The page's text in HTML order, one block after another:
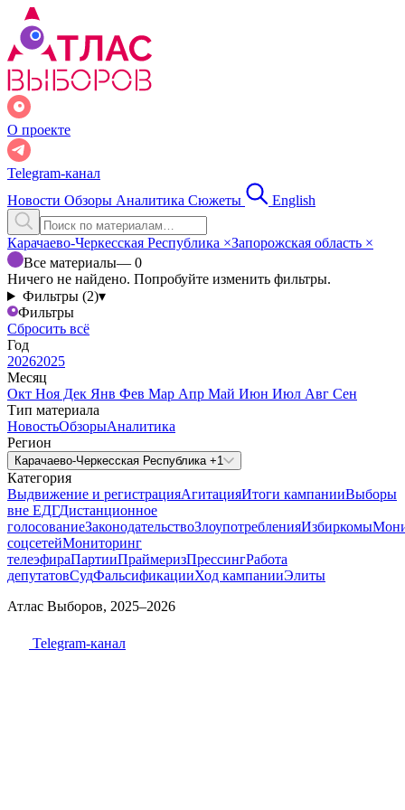
О проекте
Telegram-канал
Новости Обзоры Аналитика Сюжеты English
Карачаево-Черкесская Республика ×Запорожская область ×
Все материалы— 0
Ничего не найдено. Попробуйте изменить фильтры.
Фильтры (2)▾
Фильтры
Сбросить всё
Год
20262025
Месяц
Окт Ноя Дек Янв Фев Мар Апр Май Июн Июл Авг Сен
Тип материала
НовостьОбзорыАналитика
Регион
Карачаево-Черкесская Республика +1
Категория
Выдвижение и регистрацияАгитацияИтоги кампанииВыборы
вне ЕДГДистанционное
голосованиеЗаконодательствоЗлоупотребленияИзбиркомы
соцсетейМониторинг
телеэфираПартииПраймеризПрессингРабота
депутатовСудФальсификацииХод кампанииЭлиты
Атлас Выборов, 2025–2026
Telegram-канал